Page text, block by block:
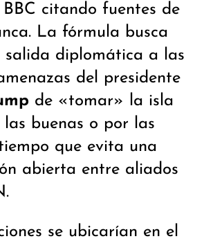
citando fuentes de
La fórmula busca
salida diplomática a las
del presidente
de «tomar» la isla
buenas o por las
que evita una
abierta entre aliados
se ubicarían en el